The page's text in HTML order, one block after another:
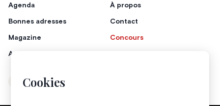
Cookies
Agenda
Bonnes adresses
Magazine
Annonceurs
À propos
Contact
Concours
Instagram